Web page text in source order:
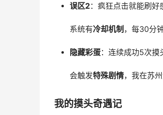
误区2：疯狂点击就能刷好
系统有冷却机制 ，每30分
隐藏彩蛋：连续成功5次摸
会触发特殊剧情，我在苏
我的摸头奇遇记